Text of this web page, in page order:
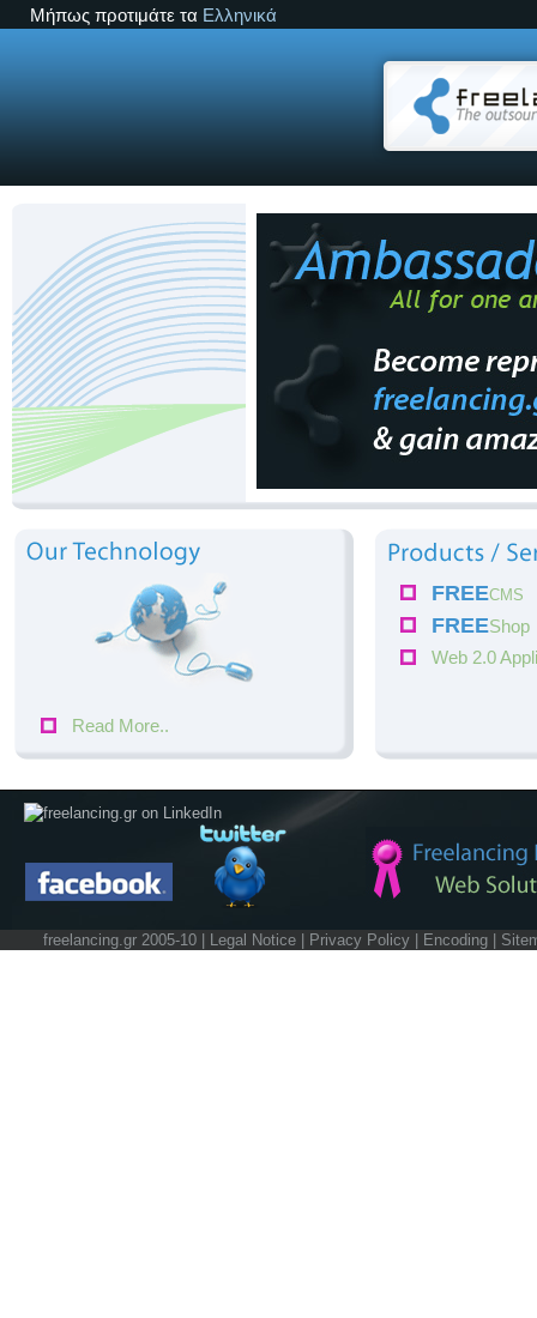
Μήπως προτιμάτε τα Ελληνικά
Read More..
FREECMS
FREEShop
Web 2.0
freelancing.gr 2005-10 | Legal Notice Privacy Policy Encoding